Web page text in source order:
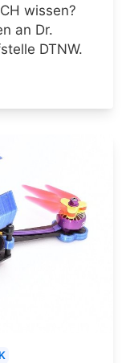
wissen?
an Dr.
DTNW.